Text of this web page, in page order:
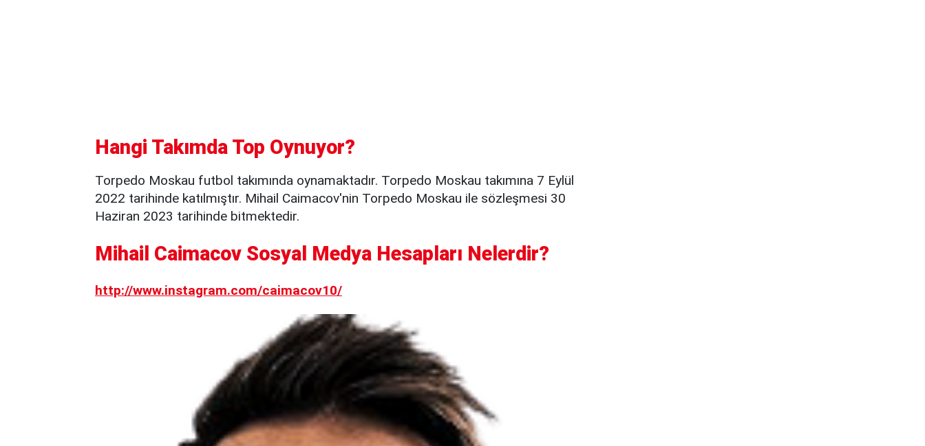
Hangi Takımda Top Oynuyor?
Torpedo Moskau futbol takımında oynamaktadır. Torpedo Moskau takımına 7 Eylül
2022 tarihinde katılmıştır. Mihail Caimacov'nin Torpedo Moskau ile sözleşmesi 30
Haziran 2023 tarihinde bitmektedir.
Mihail Caimacov Sosyal Medya Hesapları Nelerdir?
http://www.instagram.com/caimacov10/